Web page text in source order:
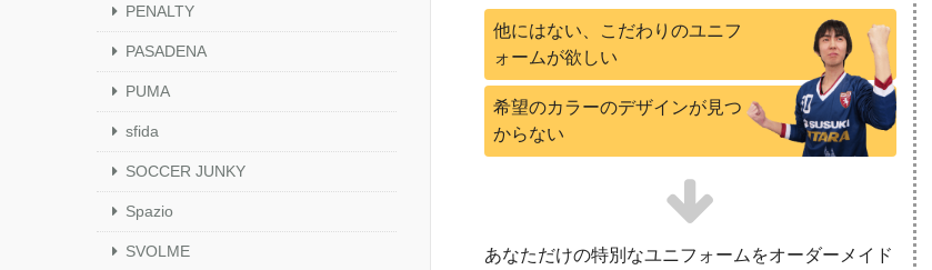
他にはない、こだわりのユニフ
ォームが欲しい
希望のカラーのデザインが見つ
からない
あなただけの特別なユニフォームをオーダーメイド
PENALTY
PASADENA
PUMA
sfida
SOCCER JUNKY
Spazio
SVOLME